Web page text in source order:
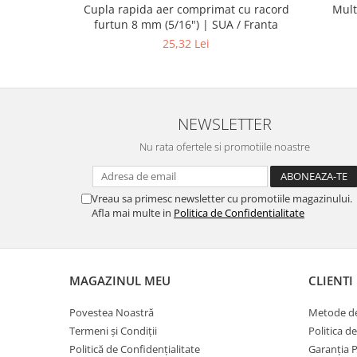
Cupla rapida aer comprimat cu racord
furtun 8 mm (5/16") | SUA / Franta
25,32 Lei
NEWSLETTER
Nu rata ofertele si promotiile noastre
Vreau sa primesc newsletter cu promotiile magazinului.
Afla mai multe in Politica de Confidentialitate
MAGAZINUL MEU
Povestea Noastră
Termeni și Condiții
Politică de Confidențialitate
CLIENTI
Metode
Politica
Garanția